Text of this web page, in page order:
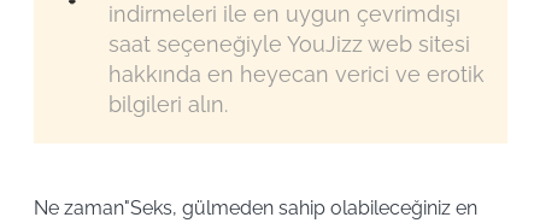
indirmeleri ile en uygun çevrimdışı
saat seçeneğiyle YouJizz web sitesi
hakkında en heyecan verici ve erotik
bilgileri alın.
Ne zaman"Seks, gülmeden sahip olabileceğiniz en